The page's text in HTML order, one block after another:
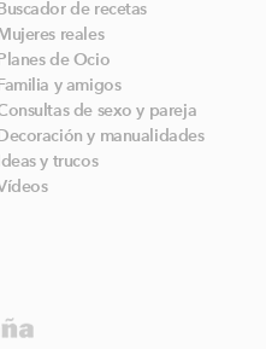
de recetas
reales
de Ocio
y amigos
de sexo y pareja
y manualidades
y trucos